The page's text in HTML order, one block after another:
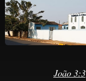
João 3:3